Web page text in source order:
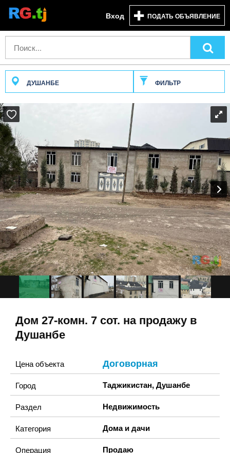
Вход ПОДАТЬ ОБЪЯВЛЕНИЕ
ДУШАНБЕ ФИЛЬТР
Дом 27-комн. 7 сот. на продажу в
Душанбе
Цена объекта Договорная
Город Таджикистан,Душанбе
Раздел Недвижимость
Категория Дома и дачи
Операция Продаю